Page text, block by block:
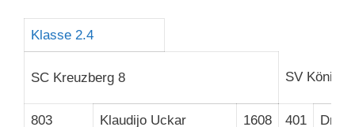
Klasse 2.4
SC Kreuzberg 8 SV
803 Klaudijo Uckar 1608 401 Dr.